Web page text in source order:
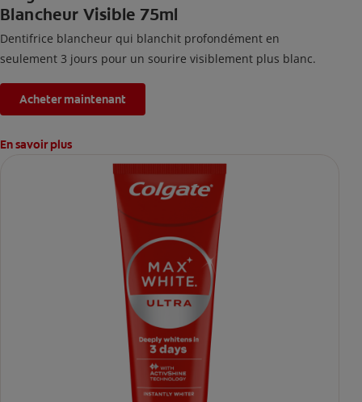
Blancheur Visible 75ml
Dentifrice blancheur qui blanchit profondément en
seulement 3 jours pour un sourire visiblement plus blanc.
Acheter maintenant
En savoir plus